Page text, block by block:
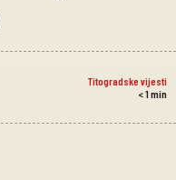
Titogradske vijesti
< 1 min